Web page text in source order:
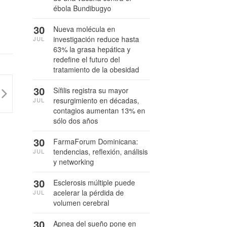
ébola Bundibugyo
Nueva molécula en
investigación reduce hasta
63% la grasa hepática y
redefine el futuro del
tratamiento de la obesidad
30
JUL
Sífilis registra su mayor
resurgimiento en décadas,
contagios aumentan 13% en
sólo dos años
30
JUL
FarmaForum Dominicana:
tendencias, reflexión, análisis
y networking
30
JUL
Esclerosis múltiple puede
acelerar la pérdida de
volumen cerebral
30
JUL
Apnea del sueño pone en